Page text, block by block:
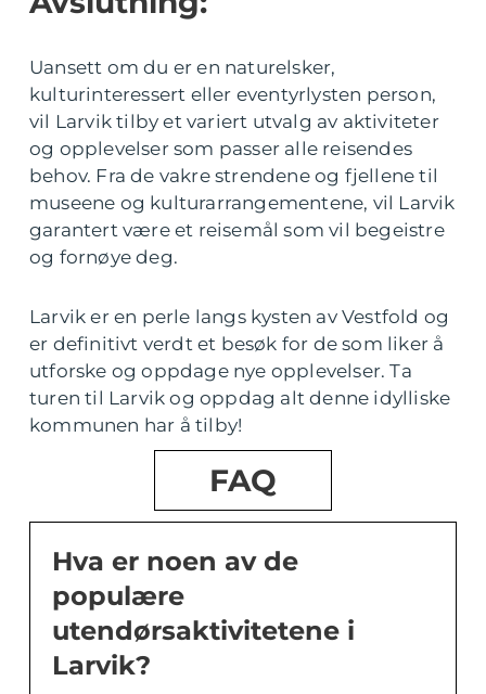
Uansett om du er en naturelsker,
kulturinteressert eller eventyrlysten person,
vil Larvik tilby et variert utvalg av aktiviteter
og opplevelser som passer alle reisendes
behov. Fra de vakre strendene og fjellene til
museene og kulturarrangementene, vil Larvik
garantert være et reisemål som vil begeistre
og fornøye deg.
Larvik er en perle langs kysten av Vestfold og
er definitivt verdt et besøk for de som liker å
utforske og oppdage nye opplevelser. Ta
turen til Larvik og oppdag alt denne idylliske
kommunen har å tilby!
FAQ
Hva er noen av de
populære
utendørsaktivitetene i
Larvik?